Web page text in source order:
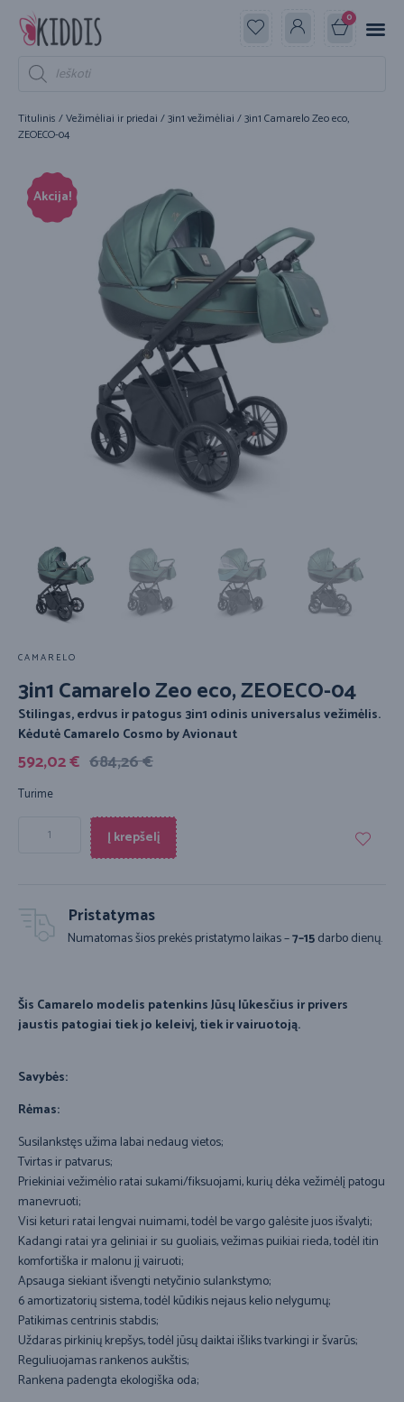
0
Titulinis /Vežimėliai ir priedai /3in1 vežimėliai / 3in1 Camarelo Zeo eco,
ZEOECO-04
Akcija!
CAMARELO
3in1 Camarelo Zeo eco, ZEOECO-04
Stilingas, erdvus ir patogus 3in1 odinis universalus vežimėlis.
Kėdutė Camarelo Cosmo by Avionaut
684,26€
592,02€
Turime
Į krepšelį
Pristatymas
Numatomas šios prekės pristatymo laikas –7–15darbo dienų.
Šis Camarelo modelis patenkins Jūsų lūkesčius ir privers
jaustis patogiai tiek jo keleivį, tiek ir vairuotoją.
Savybės:
Rėmas:
Susilankstęs užima labai nedaug vietos;
Tvirtas ir patvarus;
Priekiniai vežimėlio ratai sukami/fiksuojami, kurių dėka vežimėlį patogu
manevruoti;
Visi keturi ratai lengvai nuimami, todėl be vargo galėsite juos išvalyti;
Kadangi ratai yra geliniai ir su guoliais, vežimas puikiai rieda, todėl itin
komfortiška ir malonu jį vairuoti;
Apsauga siekiant išvengti netyčinio sulankstymo;
6 amortizatorių sistema, todėl kūdikis nejaus kelio nelygumų;
Patikimas centrinis stabdis;
Uždaras pirkinių krepšys, todėl jūsų daiktai išliks tvarkingi ir švarūs;
Reguliuojamas rankenos aukštis;
Rankena padengta ekologiška oda;